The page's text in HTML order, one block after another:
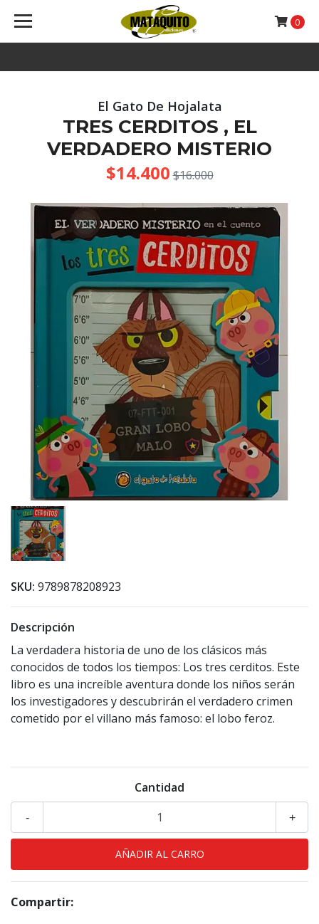
0
El Gato De Hojalata
TRES CERDITOS , EL
VERDADERO MISTERIO
$14.400 $16.000
SKU: 9789878208923
Descripción
La verdadera historia de uno de los clásicos más
conocidos de todos los tiempos: Los tres cerditos. Este
libro es una increíble aventura donde los niños serán
los investigadores y descubrirán el verdadero crimen
cometido por el villano más famoso: el lobo feroz.
Cantidad
+
-
Compartir: